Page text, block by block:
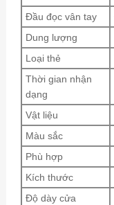
Đầu đọc vân tay
Dung lượng
Loại thẻ
Thời gian nhận
dạng
Vật liệu
Màu sắc
Phù hợp
Kích thước
Độ dày cửa